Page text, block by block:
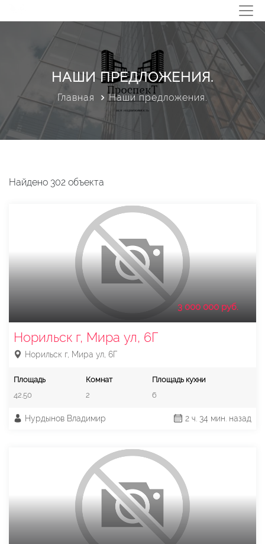
НАШИ ПРЕДЛОЖЕНИЯ.
Главная Наши предложения.
Найдено 302 объекта
3 000 000 руб.
Норильск г, Мира ул, 6Г
Норильск г, Мира ул, 6Г
Площадь
42.50
Комнат
2
Площадь кухни
6
Нурдынов Владимир 2 ч. 34 мин. назад